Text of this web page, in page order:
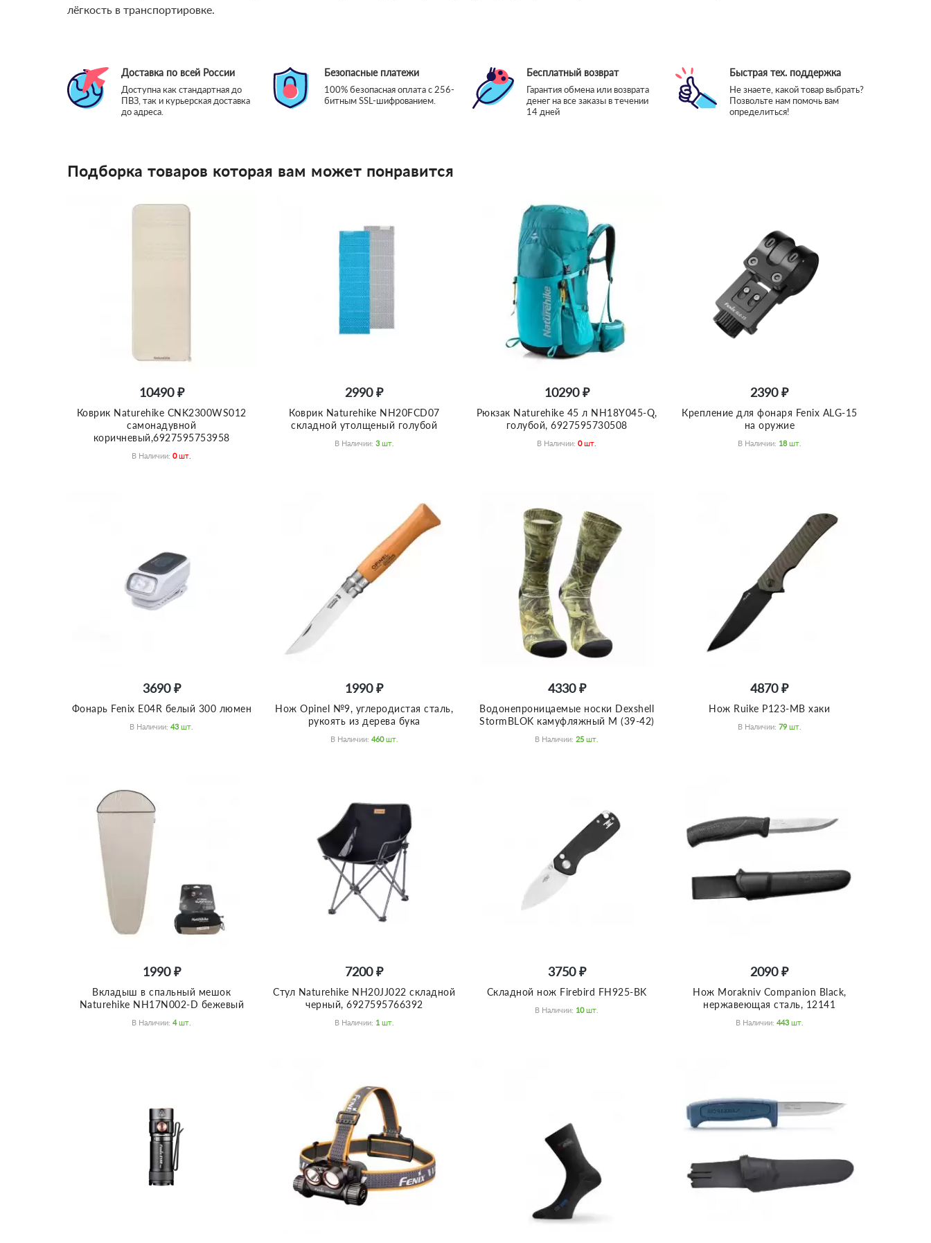
лёгкость в транспортировке.
Доставка по всей России
Доступна как стандартная до
ПВЗ, так и курьерская доставка
до адреса.
Безопасные платежи
100% безопасная оплата с 256-
битным SSL-шифрованием.
Бесплатный возврат
Гарантия обмена или возврата
денег на все заказы в течении
14 дней
Быстрая тех. поддержка
Не знаете, какой товар выбрать?
Позвольте нам помочь вам
определиться!
Подборка товаров которая вам может понравится
10490 ₽
Коврик Naturehike CNK2300WS012
самонадувной
коричневый,6927595753958
В Наличии:0 Шт.
2990 ₽
Коврик Naturehike NH20FCD07
складной утолщеный голубой
В Наличии: 3 Шт.
10290 ₽
Рюкзак Naturehike 45 л NH18Y045-Q,
голубой, 6927595730508
В Наличии:0 Шт.
2390 ₽
Крепление для фонаря Fenix ALG-15
на оружие
В Наличии: 18 Шт.
3690 ₽
Фонарь Fenix E04R белый 300 люмен
В Наличии:43 Шт.
1990 ₽
Нож Opinel №9, углеродистая сталь,
рукоять из дерева бука
В Наличии: 460 Шт.
4330 ₽
Водонепроницаемые носки Dexshell
StormBLOK камуфляжный M (39-42)
В Наличии:25 Шт.
4870 ₽
Нож Ruike P123-MB хаки
В Наличии: 79 Шт.
1990 ₽
Вкладыш в спальный мешок
Naturehike NH17N002-D бежевый
В Наличии:4 Шт.
7200 ₽
Стул Naturehike NH20JJ022 складной
черный, 6927595766392
В Наличии: 1 Шт.
3750 ₽
Складной нож Firebird FH925-BK
В Наличии: 10 Шт.
2090 ₽
Нож Morakniv Companion Black,
нержавеющая сталь, 12141
В Наличии: 443 Шт.